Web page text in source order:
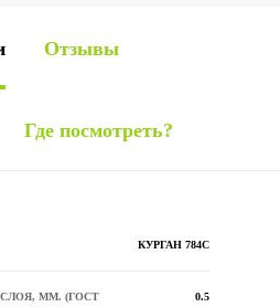
Отзывы
Где посмотреть?
КУРГАН 784С
ММ. (ГОСТ
0.5